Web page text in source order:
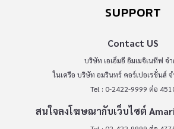
SUPPORT
Contact US
บริษัท เอเอ็มอี อิมเมจิเนทีฟ จ
ในเครือ บริษัท อมรินทร์ คอร์เปอเรชั่นส์
Tel : 0-2422-9999 ต่อ
สนใจลงโฆษณากับเว็บไซต์